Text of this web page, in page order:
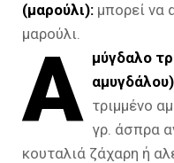
(μαρούλι): μπορεί να
μαρούλι.
Α μύγδαλο
τριμμένο
γρ. άσπρα
κουταλιά ζάχαρη ή